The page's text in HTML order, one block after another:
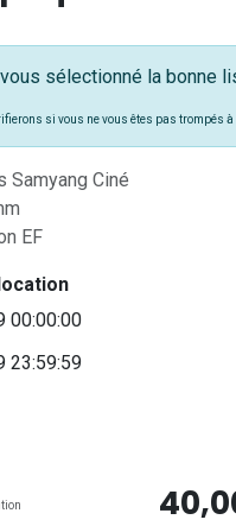
sélectionné la bonne
si vous ne vous êtes pas trompés à
Samyang Ciné
EF